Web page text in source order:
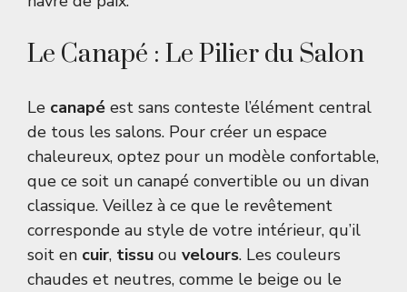
Le Canapé : Le Pilier du Salon
Le canapé est sans conteste l’élément central
de tous les salons. Pour créer un espace
chaleureux, optez pour un modèle confortable,
que ce soit un canapé convertible ou un divan
classique. Veillez à ce que le revêtement
corresponde au style de votre intérieur, qu’il
soit en cuir, tissu ou velours. Les couleurs
chaudes et neutres, comme le beige ou le